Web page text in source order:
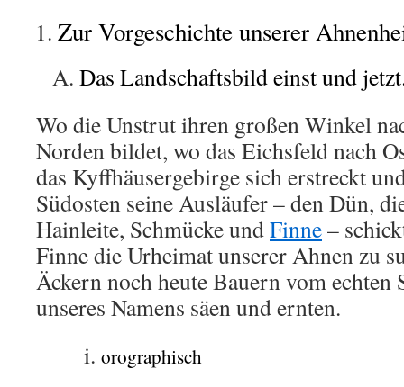
Zur Vorgeschichte unserer
Das Landschaftsbild einst und
Wo die Unstrut ihren großen Winkel
Norden bildet, wo das Eichsfeld nach
das Kyffhäusergebirge sich erstreckt
Südosten seine Ausläufer – den Dün,
Hainleite, Schmücke undFinne–
Finne die Urheimat unserer Ahnen zu
Äckern noch heute Bauern vom
unseres Namens säen und ernten.
orographisch